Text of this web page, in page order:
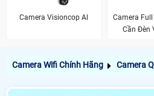
Camera Visioncop Al
Camera
Cần Đèn
Camera Wifi Chính Hãng Camera